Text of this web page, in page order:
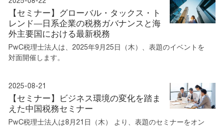
【セミナー】グローバル・タックス・ト
レンド―日系企業の税務ガバナンスと海
外主要国における最新税務
PwC税理士法人は、2025年9月25日（木）、表題のイベントを
対面開催します。
2025-08-21
【セミナー】ビジネス環境の変化を踏ま
えた中国税務セミナー
PwC税理士法人は8月21日（木） より、表題のセミナーをオン